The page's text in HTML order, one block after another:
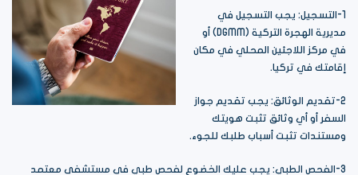
1-التسجيل: يجب التسجيل في
مديرية الهجرة التركية (DGMM) أو
في مركز اللاجئين المحلي في مكان
إقامتك في تركيا.
2-تقديم الوثائق: يجب تقديم جواز
السفر أو أي وثائق تثبت هويتك
ومستندات تثبت أسباب طلبك للجوء.
3-الفحص الطبي: يجب عليك الخضوع لفحص طبي في مستشفى معتمد